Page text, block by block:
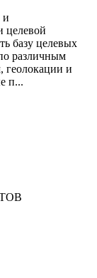
и
целевой
базу целевых
различным
геолокации и
п...